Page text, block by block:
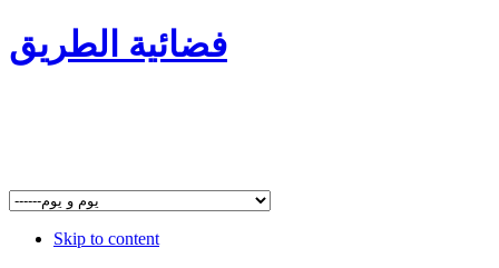
فضائية الطريق
Skip to content